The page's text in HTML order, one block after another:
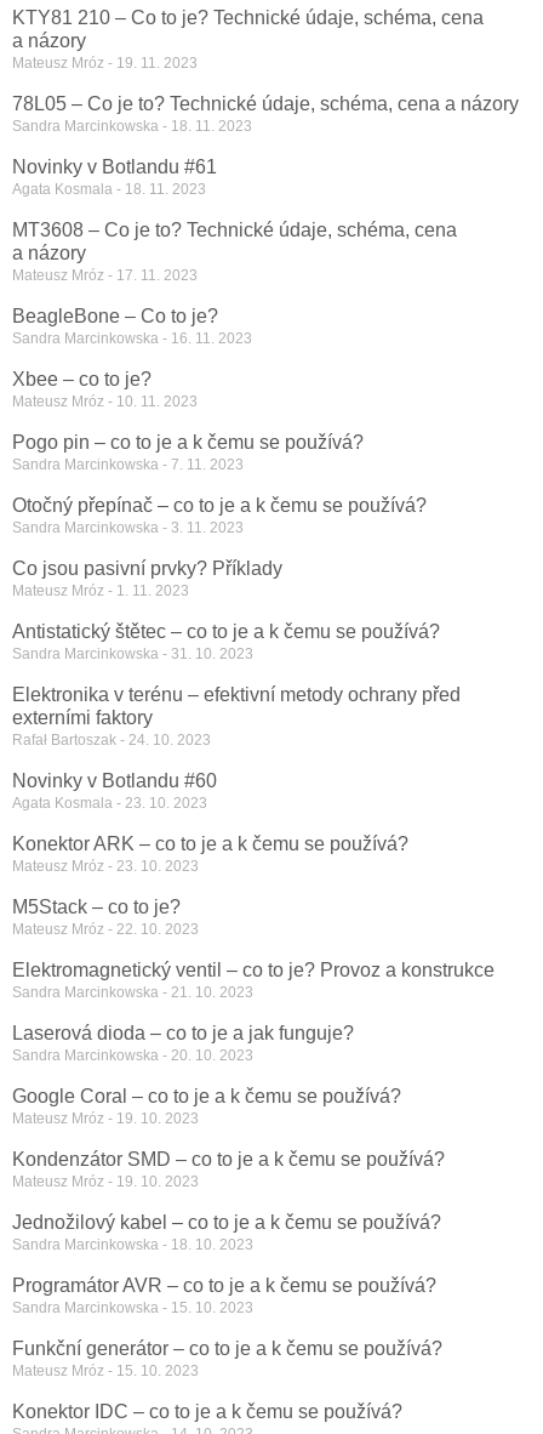
KTY81 210 – Co to je? Technické údaje, schéma, cena
a názory
Mateusz Mróz 19. 11. 2023
78L05 – Co je to? Technické údaje, schéma, cena a názory
Sandra Marcinkowska 18. 11. 2023
Novinky v Botlandu #61
Agata Kosmala 18. 11. 2023
MT3608 – Co je to? Technické údaje, schéma, cena
a názory
Mateusz Mróz 17. 11. 2023
BeagleBone – Co to je?
Sandra Marcinkowska 16. 11. 2023
Xbee – co to je?
Mateusz Mróz 10. 11. 2023
Pogo pin – co to je a k čemu se používá?
Sandra Marcinkowska 7. 11. 2023
Otočný přepínač – co to je a k čemu se používá?
Sandra Marcinkowska 3. 11. 2023
Co jsou pasivní prvky? Příklady
Mateusz Mróz 1. 11. 2023
Antistatický štětec – co to je a k čemu se používá?
Sandra Marcinkowska 31. 10. 2023
Elektronika v terénu – efektivní metody ochrany před
externími faktory
Rafał Bartoszak 24. 10. 2023
Novinky v Botlandu #60
Agata Kosmala 23. 10. 2023
Konektor ARK – co to je a k čemu se používá?
Mateusz Mróz 23. 10. 2023
M5Stack – co to je?
Mateusz Mróz 22. 10. 2023
Elektromagnetický ventil – co to je? Provoz a konstrukce
Sandra Marcinkowska 21. 10. 2023
Laserová dioda – co to je a jak funguje?
Sandra Marcinkowska 20. 10. 2023
Google Coral – co to je a k čemu se používá?
Mateusz Mróz 19. 10. 2023
Kondenzátor SMD – co to je a k čemu se používá?
Mateusz Mróz 19. 10. 2023
Jednožilový kabel – co to je a k čemu se používá?
Sandra Marcinkowska 18. 10. 2023
Programátor AVR – co to je a k čemu se používá?
Sandra Marcinkowska 15. 10. 2023
Funkční generátor – co to je a k čemu se používá?
Mateusz Mróz 15. 10. 2023
Konektor IDC – co to je a k čemu se používá?